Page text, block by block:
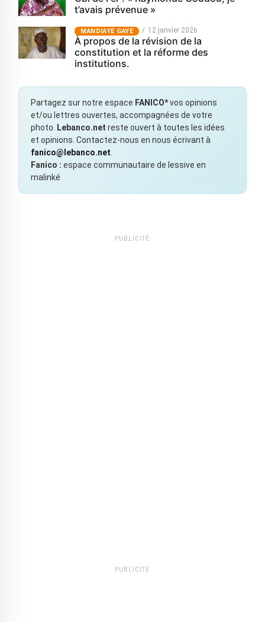
t’avais prévenue »
MANDIAYE GAYE 12 janvier 2026
À propos de la révision de la
constitution et la réforme des
institutions.
Partagez sur notre espace FANICO*vos opinions
et/ou lettres ouvertes, accompagnées de votre
photo.
Lebanco.net reste ouvert à toutes les idées
et opinions. Contactez-nous en nous écrivant à
fanico@lebanco.net
Fanico : espace communautaire de lessive en
malinké
PUBLICITÉ
PUBLICITÉ